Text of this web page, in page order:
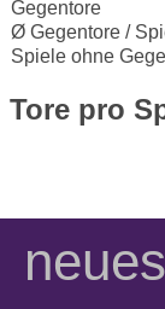
Gegentore
Ø Gegentore /
Spiele ohne
Tore pro